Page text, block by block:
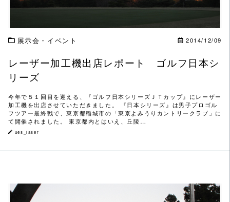
展示会・イベント 2014/12/09
レーザー加工機出店レポート ゴルフ日本シ
リーズ
今年で５１回目を迎える、『ゴルフ日本シリーズＪＴカップ』にレーザー
加工機を出店させていただきました。 『日本シリーズ』は男子プロゴル
フツアー最終戦で、東京都稲城市の「東京よみうりカントリークラブ」に
て開催されました。 東京都内とはいえ、丘陵…
ues_laser